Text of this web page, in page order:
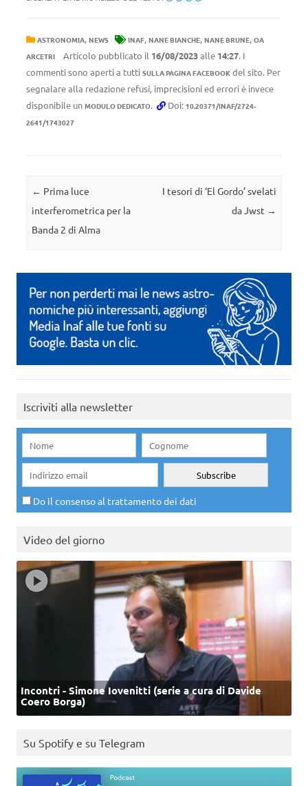
ASTRONOMIA, NEWS INAF, NANE BIANCHE, NANE BRUNE, OA
ARCETRI
Articolo pubblicato il 16/08/2023alle 14:27. I
commenti sono aperti a tutti SULLA PAGINA FACEBOOK del sito. Per
segnalare alla redazione refusi, imprecisioni ed errori è invece
disponibile un MODULO DEDICATO. Doi: 10.20371/INAF/2724-
2641/1743027
Navigazione articolo
← Prima luce
interferometrica per la
Banda 2 di Alma
I tesori di ‘El Gordo’ svelati
da Jwst →
Iscriviti alla newsletter
Do il consenso al trattamento dei dati
Video del giorno
Incontri - Simone Iovenitti (serie a cura di Davide
Coero Borga)
Su Spotify e su Telegram